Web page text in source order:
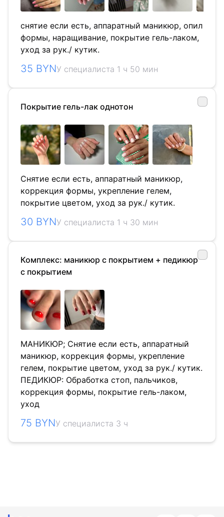
снятие если есть, аппаратный маникюр, опил
формы, наращивание, покрытие гель-лаком,
уход за рук./ кутик.
35 BYNУ специалиста 1 ч 50 мин
Покрытие гель-лак однотон
Снятие если есть, аппаратный маникюр,
коррекция формы, укрепление гелем,
покрытие цветом, уход за рук./ кутик.
30 BYNУ специалиста 1 ч 30 мин
Комплекс: маникюр с покрытием + педикюр
с покрытием
МАНИКЮР; Снятие если есть, аппаратный
маникюр, коррекция формы, укрепление
гелем, покрытие цветом, уход за рук./ кутик.
ПЕДИКЮР: Обработка стоп, пальчиков,
коррекция формы, покрытие гель-лаком,
уход
75 BYNУ специалиста 3 ч